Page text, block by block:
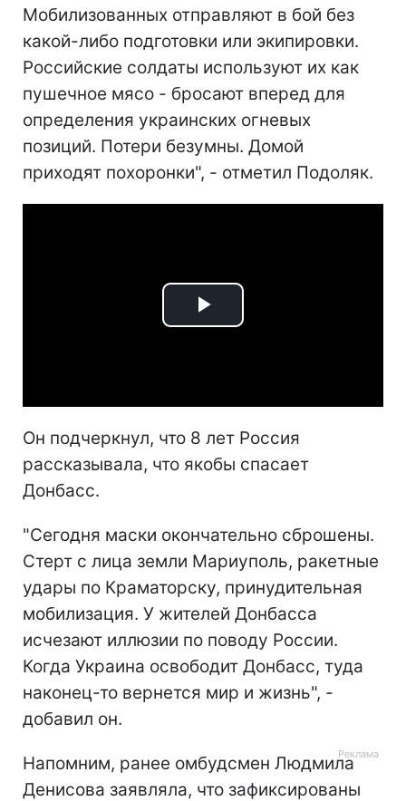
Мобилизованных отправляют в бой без
какой-либо подготовки или экипировки.
Российские солдаты используют их как
пушечное мясо - бросают вперед для
определения украинских огневых
позиций. Потери безумны. Домой
приходят похоронки", - отметил Подоляк.
Play
Он подчеркнул, что 8 лет Россия
рассказывала, что якобы спасает
Донбасс.
"Сегодня маски окончательно сброшены.
Стерт с лица земли Мариуполь, ракетные
удары по Краматорску, принудительная
мобилизация. У жителей Донбасса
исчезают иллюзии по поводу России.
Когда Украина освободит Донбасс, туда
наконец-то вернется мир и жизнь", -
добавил он.
Напомним, ранее омбудсмен Людмила
Денисова заявляла, что зафиксированы